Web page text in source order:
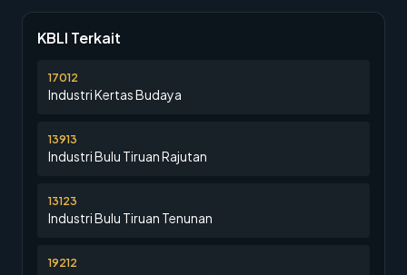
KBLI Terkait
17012
Industri Kertas Budaya
13913
Industri Bulu Tiruan Rajutan
13123
Industri Bulu Tiruan Tenunan
19212